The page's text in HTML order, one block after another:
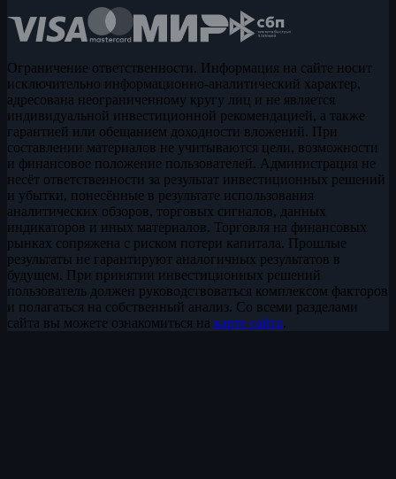
Ограничение ответственности. Информация на сайте носит
исключительно информационно-аналитический характер,
адресована неограниченному кругу лиц и не является
индивидуальной инвестиционной рекомендацией, а также
гарантией или обещанием доходности вложений. При
составлении материалов не учитываются цели, возможности
и финансовое положение пользователей. Администрация не
несёт ответственности за результат инвестиционных решений
и убытки, понесённые в результате использования
аналитических обзоров, торговых сигналов, данных
индикаторов и иных материалов. Торговля на финансовых
рынках сопряжена с риском потери капитала. Прошлые
результаты не гарантируют аналогичных результатов в
будущем. При принятии инвестиционных решений
пользователь должен руководствоваться комплексом факторов
и полагаться на собственный анализ. Со всеми разделами
сайта вы можете ознакомиться на карте сайта.